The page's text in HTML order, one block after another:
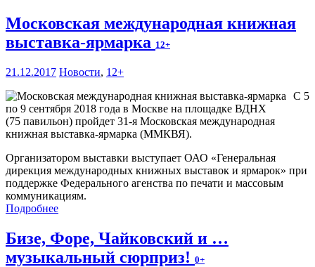
Московская международная книжная
выставка-ярмарка 12+
21.12.2017 Новости, 12+
С 5
по 9 сентября 2018 года в Москве на площадке ВДНХ
(75 павильон) пройдет 31-я Московская международная
книжная выставка-ярмарка (ММКВЯ).
Организатором выставки выступает ОАО «Генеральная
дирекция международных книжных выставок и ярмарок» при
поддержке Федерального агенства по печати и массовым
коммуникациям.
Подробнее
Бизе, Форе, Чайковский и …
музыкальный сюрприз! 0+